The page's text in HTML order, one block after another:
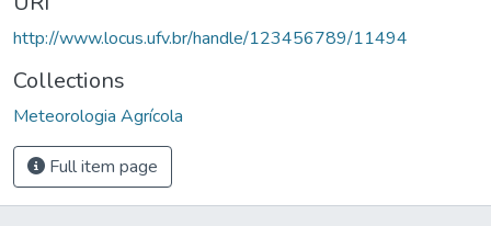
http://www.locus.ufv.br/handle/123456789/11494
Collections
Meteorologia Agrícola
Full item page